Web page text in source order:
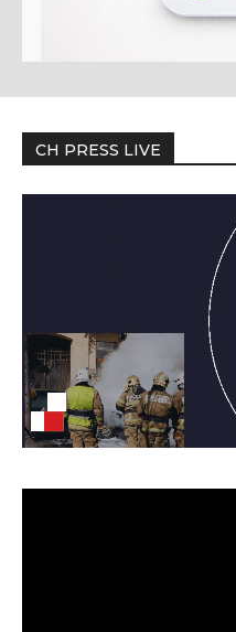
CH PRESS LIVE